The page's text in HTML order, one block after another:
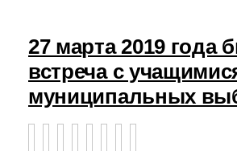
27 марта 2019
встреча с
муниципальных